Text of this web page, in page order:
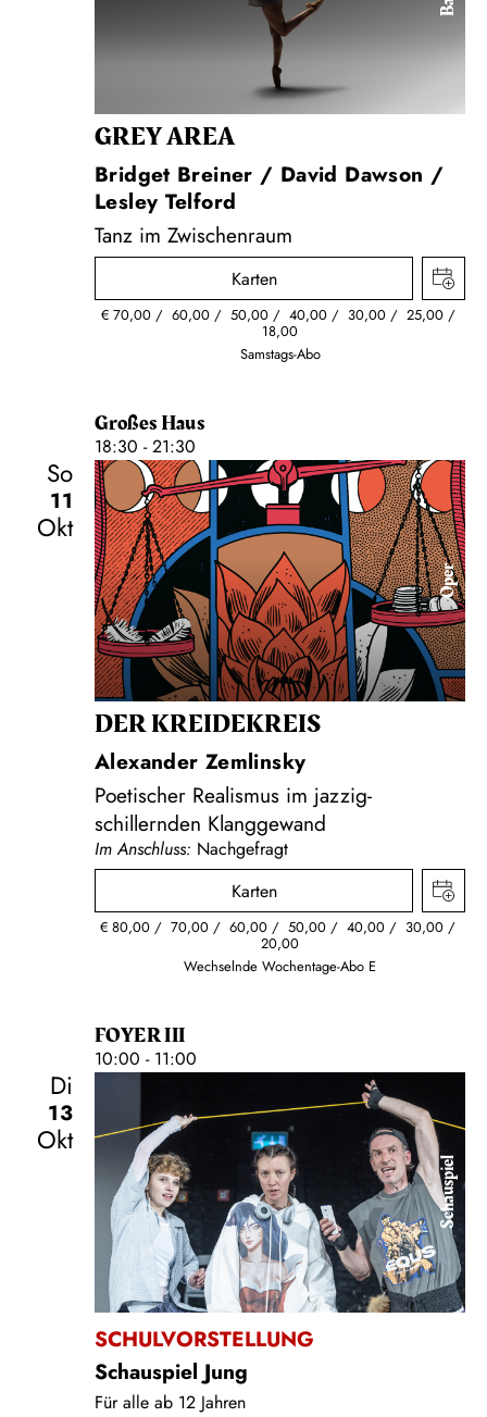
GREY AREA
Bridget Breiner / David Dawson /
Lesley Telford
Tanz im Zwischenraum
Karten
€ 70,00 60,00 50,00 40,00 30,00 25,00
18,00
Samstags-Abo
Großes Haus
18:30 - 21:30
So
11
Okt
Oper
DER KREIDE­KREIS
Alexander Zemlinsky
Poetischer Realismus im jazzig-
schillernden Klanggewand
Im Anschluss: Nachgefragt
Karten
€ 80,00 70,00 60,00 50,00 40,00 30,00
20,00
Wechselnde Wochentage-Abo E
FOYER III
10:00 - 11:00
Di
13
Okt
Schauspiel
SCHULVORSTELLUNG
Schauspiel Jung
Für alle ab 12 Jahren